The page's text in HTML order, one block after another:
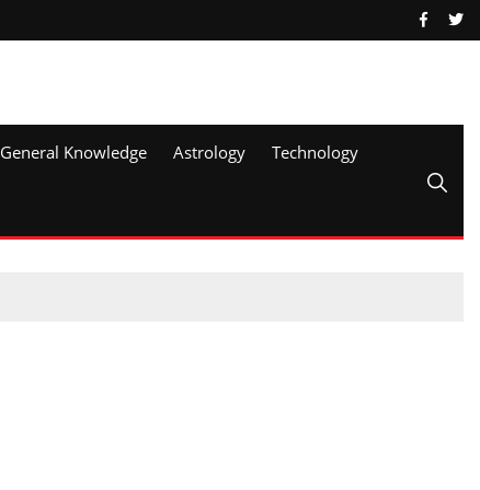
General Knowledge Astrology Technology